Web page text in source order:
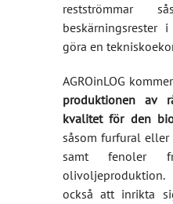
restströmmar
göra en
AGROinLOG
produktionen av
kvalitet för den
såsom furfural
samt fenoler
olivoljeproduktion.
också att inrikta